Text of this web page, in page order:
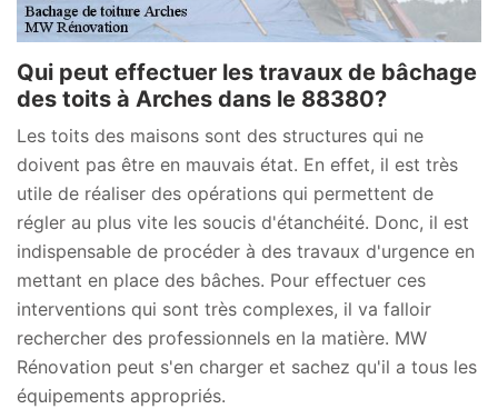
Qui peut effectuer les travaux de bâchage
des toits à Arches dans le 88380?
Les toits des maisons sont des structures qui ne
doivent pas être en mauvais état. En effet, il est très
utile de réaliser des opérations qui permettent de
régler au plus vite les soucis d'étanchéité. Donc, il est
indispensable de procéder à des travaux d'urgence en
mettant en place des bâches. Pour effectuer ces
interventions qui sont très complexes, il va falloir
rechercher des professionnels en la matière. MW
Rénovation peut s'en charger et sachez qu'il a tous les
équipements appropriés.